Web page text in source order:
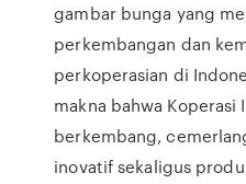
gambar bunga yang
perkembangan dan
perkoperasian di
makna bahwa Koperasi
berkembang,
inovatif sekaligus